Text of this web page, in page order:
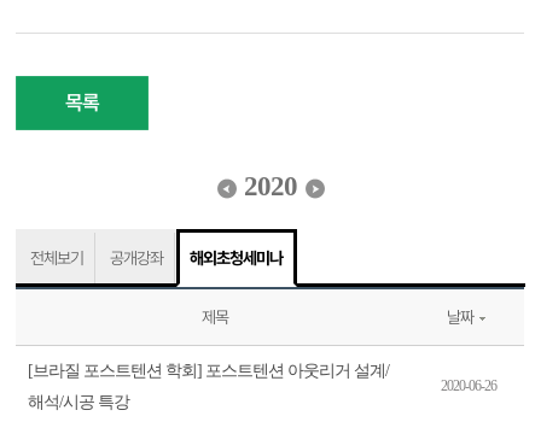
목록
2020
전체보기 공개강좌 해외초청세미나
제목 날짜
[브라질 포스트텐션 학회] 포스트텐션 아웃리거 설계/
해석/시공 특강
2020-06-26